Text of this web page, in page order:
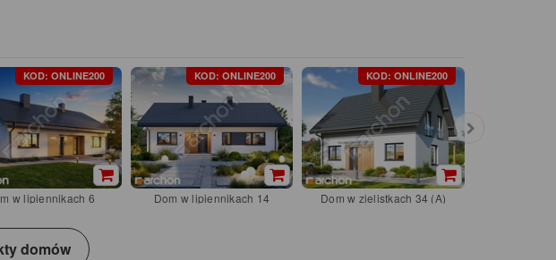
KOD: ONLINE200
w lipiennikach 6
KOD: ONLINE200
Dom w lipiennikach 14
KOD: ONLINE200
Dom w zielistkach 34 (A)
domów